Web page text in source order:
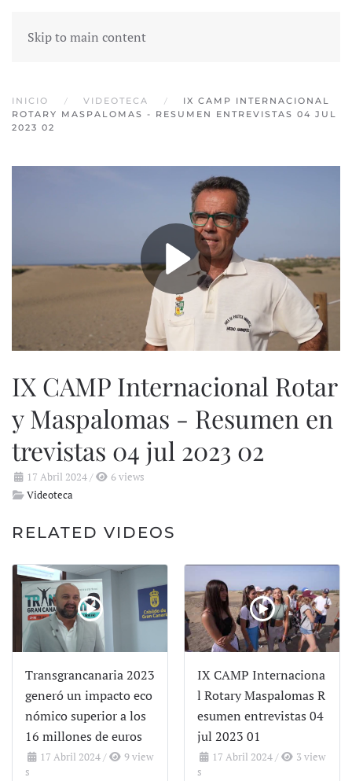
Skip to main content
INICIO VIDEOTECA
IX CAMP INTERNACIONAL
ROTARY MASPALOMAS - RESUMEN ENTREVISTAS 04 JUL
2023 02
IX CAMP Internacional Rotar
y Maspalomas - Resumen en
trevistas 04 jul 2023 02
17 Abril 2024/
6 views
Videoteca
RELATED VIDEOS
Transgrancanaria 2023
generó un impacto eco
nómico superior a los
16 millones de euros
17 Abril 2024/
9 view
s
IX CAMP Internaciona
l Rotary Maspalomas R
esumen entrevistas 04
jul 2023 01
17 Abril 2024/
3 view
s